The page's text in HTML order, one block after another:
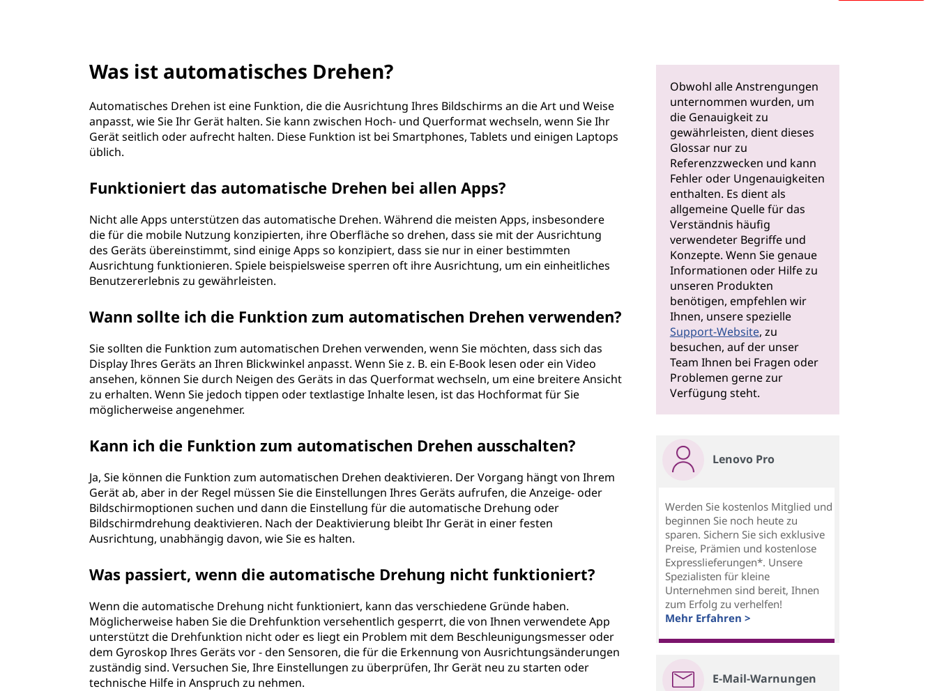
Was ist automatisches Drehen?
Automatisches Drehen ist eine Funktion, die die Ausrichtung Ihres Bildschirms an die Art und Weise
anpasst, wie Sie Ihr Gerät halten. Sie kann zwischen Hoch- und Querformat wechseln, wenn Sie Ihr
Gerät seitlich oder aufrecht halten. Diese Funktion ist bei Smartphones, Tablets und einigen Laptops
üblich.
Funktioniert das automatische Drehen bei allen Apps?
Nicht alle Apps unterstützen das automatische Drehen. Während die meisten Apps, insbesondere
die für die mobile Nutzung konzipierten, ihre Oberfläche so drehen, dass sie mit der Ausrichtung
des Geräts übereinstimmt, sind einige Apps so konzipiert, dass sie nur in einer bestimmten
Ausrichtung funktionieren. Spiele beispielsweise sperren oft ihre Ausrichtung, um ein einheitliches
Benutzererlebnis zu gewährleisten.
Wann sollte ich die Funktion zum automatischen Drehen verwenden?
Sie sollten die Funktion zum automatischen Drehen verwenden, wenn Sie möchten, dass sich das
Display Ihres Geräts an Ihren Blickwinkel anpasst. Wenn Sie z. B. ein E-Book lesen oder ein Video
ansehen, können Sie durch Neigen des Geräts in das Querformat wechseln, um eine breitere Ansicht
zu erhalten. Wenn Sie jedoch tippen oder textlastige Inhalte lesen, ist das Hochformat für Sie
möglicherweise angenehmer.
Kann ich die Funktion zum automatischen Drehen ausschalten?
Ja, Sie können die Funktion zum automatischen Drehen deaktivieren. Der Vorgang hängt von Ihrem
Gerät ab, aber in der Regel müssen Sie die Einstellungen Ihres Geräts aufrufen, die Anzeige- oder
Bildschirmoptionen suchen und dann die Einstellung für die automatische Drehung oder
Bildschirmdrehung deaktivieren. Nach der Deaktivierung bleibt Ihr Gerät in einer festen
Ausrichtung, unabhängig davon, wie Sie es halten.
Was passiert, wenn die automatische Drehung nicht funktioniert?
Wenn die automatische Drehung nicht funktioniert, kann das verschiedene Gründe haben.
Möglicherweise haben Sie die Drehfunktion versehentlich gesperrt, die von Ihnen verwendete App
unterstützt die Drehfunktion nicht oder es liegt ein Problem mit dem Beschleunigungsmesser oder
dem Gyroskop Ihres Geräts vor - den Sensoren, die für die Erkennung von Ausrichtungsänderungen
zuständig sind. Versuchen Sie, Ihre Einstellungen zu überprüfen, Ihr Gerät neu zu starten oder
technische Hilfe in Anspruch zu nehmen.
Obwohl alle Anstrengungen
unternommen wurden, um
die Genauigkeit zu
gewährleisten, dient dieses
Glossar nur zu
Referenzzwecken und kann
Fehler oder Ungenauigkeiten
enthalten. Es dient als
allgemeine Quelle für das
Verständnis häufig
verwendeter Begriffe und
Konzepte. Wenn Sie genaue
Informationen oder Hilfe zu
unseren Produkten
benötigen, empfehlen wir
Ihnen, unsere spezielle
Support-Website, zu
besuchen, auf der unser
Team Ihnen bei Fragen oder
Problemen gerne zur
Verfügung steht.
Lenovo Pro
Werden Sie kostenlos Mitglied und
beginnen Sie noch heute zu
sparen. Sichern Sie sich exklusive
Preise, Prämien und kostenlose
Expresslieferungen*. Unsere
Spezialisten für kleine
Unternehmen sind bereit, Ihnen
zum Erfolg zu verhelfen!
Mehr Erfahren >
E-Mail-Warnungen